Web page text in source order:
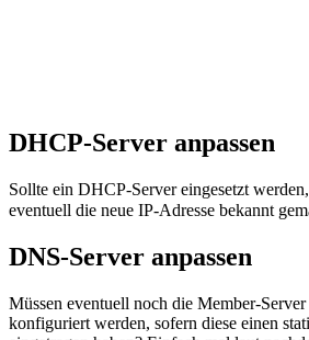
DHCP-Server anpassen
Sollte ein DHCP-Server eingesetzt
eventuell die neue IP-Adresse bekannt
DNS-Server anpassen
Müssen eventuell noch die Member-
konfiguriert werden, sofern diese einen